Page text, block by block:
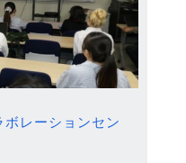
レーションセン